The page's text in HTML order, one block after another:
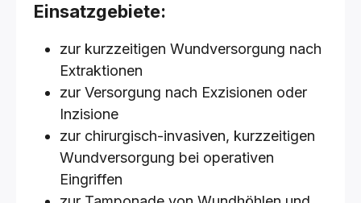
Einsatzgebiete:
zur kurzzeitigen Wundversorgung nach
Extraktionen
zur Versorgung nach Exzisionen oder
Inzisione
zur chirurgisch-invasiven, kurzzeitigen
Wundversorgung bei operativen
Eingriffen